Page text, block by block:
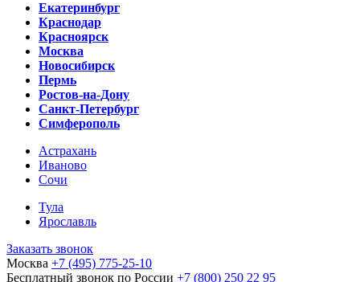
Екатеринбург
Краснодар
Красноярск
Москва
Новосибирск
Пермь
Ростов-на-Дону
Санкт-Петербург
Симферополь
Астрахань
Иваново
Сочи
Тула
Ярославль
Заказать звонок
Москва +7 (495) 775-25-10
Бесплатный звонок по России +7 (800) 250 22 95